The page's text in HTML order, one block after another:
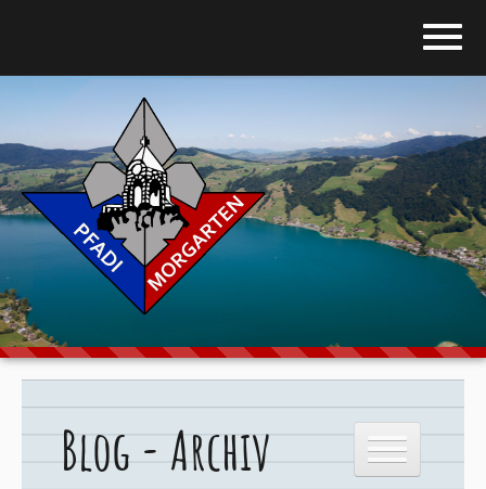
Blog
Über uns
Stufen
Downloads
Blog - Archiv